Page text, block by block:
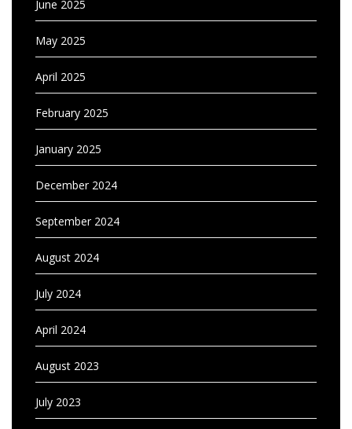
June 2025
May 2025
April 2025
February 2025
January 2025
December 2024
September 2024
August 2024
July 2024
April 2024
August 2023
July 2023